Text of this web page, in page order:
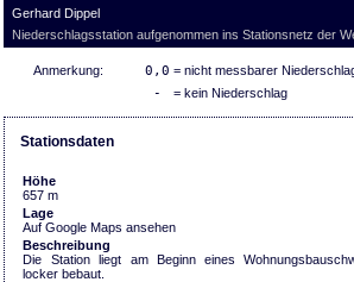
Gerhard Dippel
Niederschlagsstation aufgenommen ins Stationsnetz der
Anmerkung: 0,0 = nicht messbarer
- = kein Niederschlag
Stationsdaten
Höhe
657 m
Lage
Auf Google Maps ansehen
Beschreibung
Die Station liegt am Beginn eines
locker bebaut.